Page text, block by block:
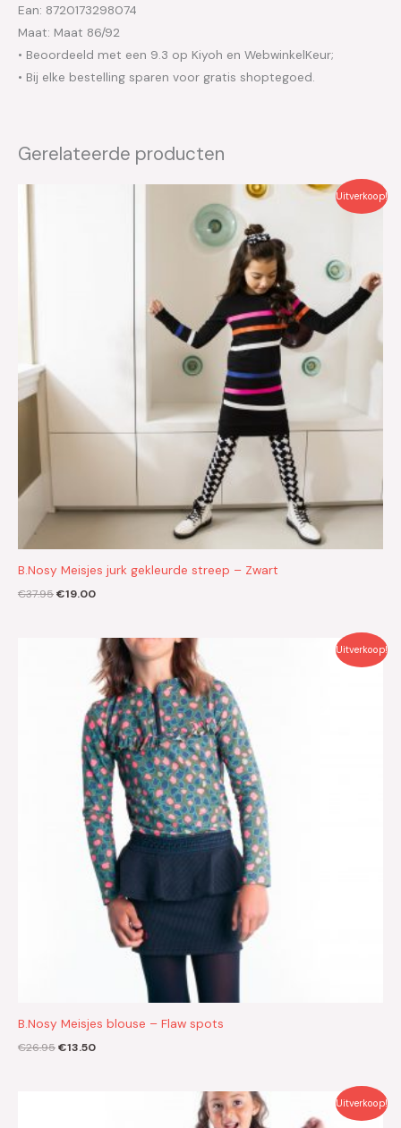
Ean: 8720173298074
Maat: Maat 86/92
• Beoordeeld met een 9.3 op Kiyoh en WebwinkelKeur;
• Bij elke bestelling sparen voor gratis shoptegoed.
Gerelateerde producten
Uitverkoop!
B.Nosy Meisjes jurk gekleurde streep – Zwart
€37.95€19.00
Uitverkoop!
B.Nosy Meisjes blouse – Flaw spots
€26.95
Oorspronkelijke
€26.95.
€13.50
Huidige
prijs
is:
€13.50.
Uitverkoop!